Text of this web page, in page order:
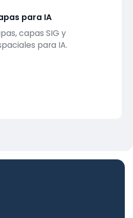
para IA
capas SIG y
para IA.